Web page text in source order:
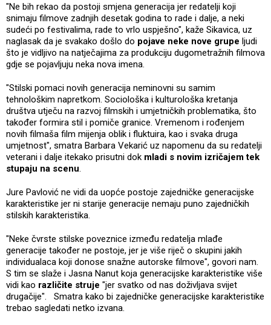
"Ne bih rekao da postoji smjena generacija jer redatelji koji
snimaju filmove zadnjih desetak godina to rade i dalje, a neki
sudeći po festivalima, rade to vrlo uspješno", kaže Sikavica, uz
naglasak da je svakako došlo do pojave neke nove grupe ljudi
što je vidljivo na natječajima za produkciju dugometražnih filmova
gdje se pojavljuju neka nova imena.
"Stilski pomaci novih generacija neminovni su samim
tehnološkim napretkom. Sociološka i kulturološka kretanja
društva utječu na razvoj filmskih i umjetničkih problematika, što
također formira stil i pomiče granice. Vremenom i rođenjem
novih filmaša film mijenja oblik i fluktuira, kao i svaka druga
umjetnost", smatra Barbara Vekarić uz napomenu da su redatelji
veterani i dalje itekako prisutni dok mladi s novim izričajem tek
stupaju na scenu.
Jure Pavlović ne vidi da uopće postoje zajedničke generacijske
karakteristike jer ni starije generacije nemaju puno zajedničkih
stilskih karakteristika.
"Neke čvrste stilske poveznice između redatelja mlađe
generacije također ne postoje, jer je više riječ o skupini jakih
individualaca koji donose snažne autorske filmove", govori nam.
S tim se slaže i Jasna Nanut koja generacijske karakteristike više
vidi kao različite struje "jer svatko od nas doživljava svijet
drugačije". Smatra kako bi zajedničke generacijske karakteristike
trebao sagledati netko izvana.